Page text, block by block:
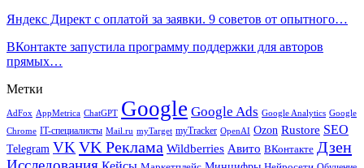
Яндекс Директ с оплатой за заявки. 9 советов от опытного…
ВКонтакте запустила программу поддержки для авторов
прямых…
Метки
AdFox AppMetrica ChatGPT Google Google Ads Google Analytics Google
Chrome IT-специалисты Mail.ru myTarget myTracker OpenAI Ozon Rustore SEO
Telegram VK VK Реклама Wildberries Авито ВКонтакте Дзен